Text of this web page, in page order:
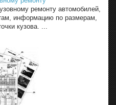
ремонту автомобилей,
информацию по размерам,
кузова. ...